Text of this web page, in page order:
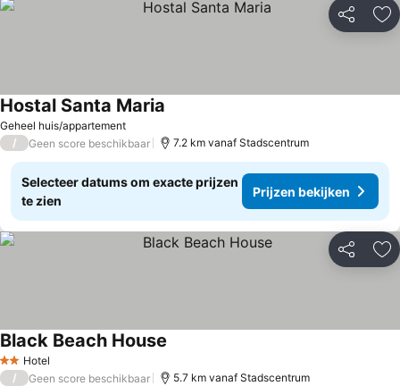
Delen
Geheel huis/appartement
Hostal Santa Maria
/ Geen score beschikbaar 7.2 km vanaf Stadscentrum
Selecteer datums om exacte prijzen
te zien
Prijzen bekijken
Delen
2 Sterren
Hotel
Black Beach House
/ Geen score beschikbaar 5.7 km vanaf Stadscentrum